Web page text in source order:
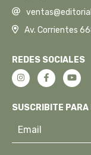
Av. Corrientes
REDES SOCIALES
SUSCRIBITE